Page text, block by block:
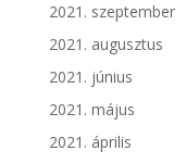
2021. szeptember
2021. augusztus
2021. június
2021. május
2021. április